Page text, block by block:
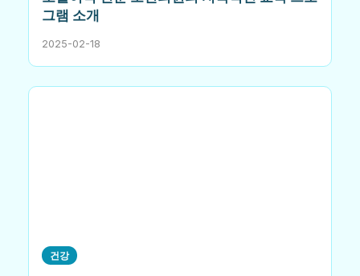
그램 소개
2025-02-18
건강